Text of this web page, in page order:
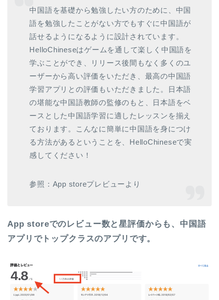
中国語を基礎から勉強したい方のために、中国
語を勉強したことがない方でもすぐに中国語が
話せるようになるように設計されています。
HelloChineseはゲームを通して楽しく中国語を
学ぶことができ、リリース後間もなく多くのユ
ーザーから高い評価をいただき、最高の中国語
学習アプリとの評価もいただきました。日本語
の堪能な中国語教師の監修のもと、日本語をベ
ースとした中国語学習に適したレッスンを揃え
ております。こんなに簡単に中国語を身につけ
る方法があるということを、HelloChineseで実
感してください！
参照：App storeプレビューより
App storeでのレビュー数と星評価からも、中国語
アプリでトップクラスのアプリです。